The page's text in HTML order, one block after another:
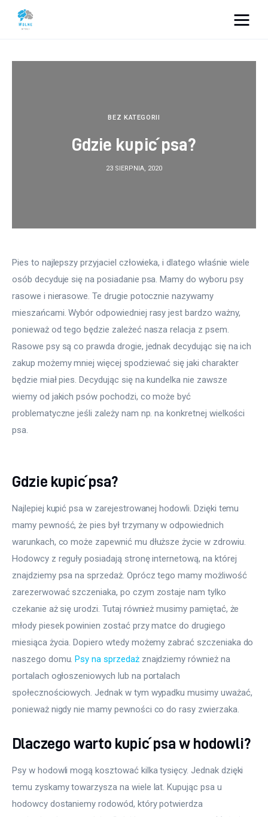
Dom i ogród
Więcej
BEZ KATEGORII
Gdzie kupić psa?
23 SIERPNIA, 2020
Pies to najlepszy przyjaciel człowieka, i dlatego właśnie wiele
osób decyduje się na posiadanie psa. Mamy do wyboru psy
rasowe i nierasowe. Te drugie potocznie nazywamy
mieszańcami. Wybór odpowiedniej rasy jest bardzo ważny,
ponieważ od tego będzie zależeć nasza relacja z psem.
Rasowe psy są co prawda drogie, jednak decydując się na ich
zakup możemy mniej więcej spodziewać się jaki charakter
będzie miał pies. Decydując się na kundelka nie zawsze
wiemy od jakich psów pochodzi, co może być
problematyczne jeśli zależy nam np. na konkretnej wielkości
psa.
Gdzie kupić psa?
Najlepiej kupić psa w zarejestrowanej hodowli. Dzięki temu
mamy pewność, że pies był trzymany w odpowiednich
warunkach, co może zapewnić mu dłuższe życie w zdrowiu.
Hodowcy z reguły posiadają stronę internetową, na której
znajdziemy psa na sprzedaż. Oprócz tego mamy możliwość
zarezerwować szczeniaka, po czym zostaje nam tylko
czekanie aż się urodzi. Tutaj również musimy pamiętać, że
młody piesek powinien zostać przy matce do drugiego
miesiąca życia. Dopiero wtedy możemy zabrać szczeniaka do
naszego domu. Psy na sprzedaż znajdziemy również na
portalach ogłoszeniowych lub na portalach
społecznościowych. Jednak w tym wypadku musimy uważać,
ponieważ nigdy nie mamy pewności co do rasy zwierzaka.
Dlaczego warto kupić psa w hodowli?
Psy w hodowli mogą kosztować kilka tysięcy. Jednak dzięki
temu zyskamy towarzysza na wiele lat. Kupując psa u
hodowcy dostaniemy rodowód, który potwierdza